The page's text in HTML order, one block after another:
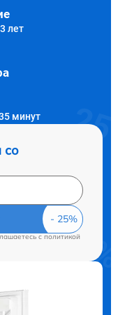
лет
минут
со
cполитикой